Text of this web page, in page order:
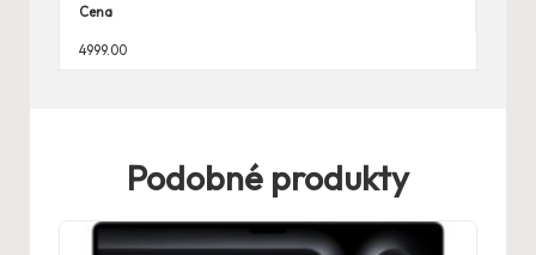
Cena
4999.00
Podobné produkty